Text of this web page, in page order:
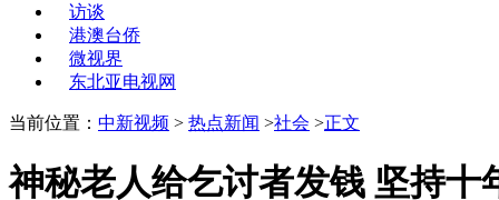
访谈
港澳台侨
微视界
东北亚电视网
当前位置： 中新视频 > 热点新闻 >社会 >正文
神秘老人给乞讨者发钱 坚持十